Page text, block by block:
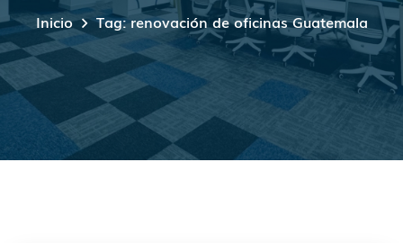
Inicio Tag: renovación de oficinas Guatemala